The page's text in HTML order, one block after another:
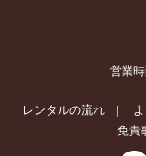
営業
レンタルの流れ
免責